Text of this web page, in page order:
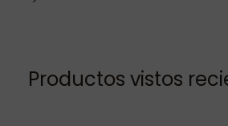
Productos vistos